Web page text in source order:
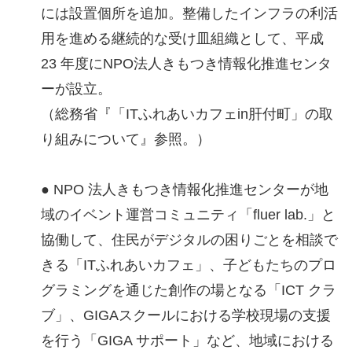
には設置個所を追加。整備したインフラの利活
用を進める継続的な受け皿組織として、平成
23 年度にNPO法人きもつき情報化推進センタ
ーが設立。
（総務省『「ITふれあいカフェin肝付町」の取
り組みについて』参照。）
● NPO 法人きもつき情報化推進センターが地
域のイベント運営コミュニティ「fluer lab.」と
協働して、住民がデジタルの困りごとを相談で
きる「ITふれあいカフェ」、子どもたちのプロ
グラミングを通じた創作の場となる「ICT クラ
ブ」、GIGAスクールにおける学校現場の支援
を行う「GIGA サポート」など、地域における